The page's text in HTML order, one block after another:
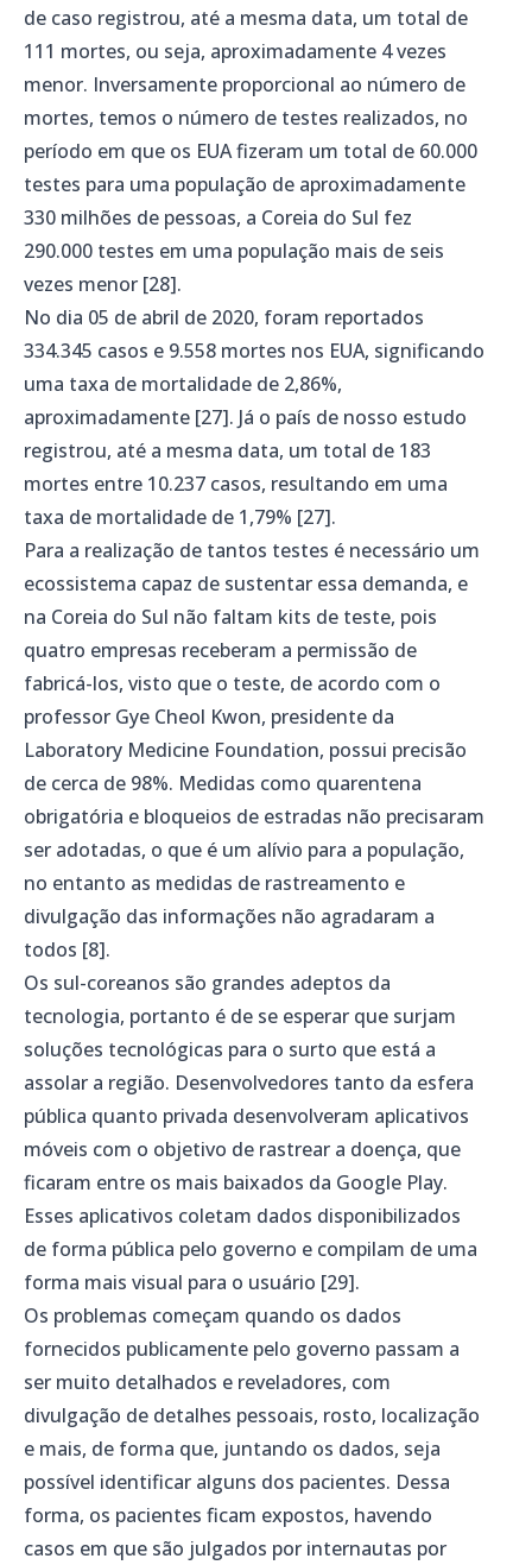
de caso registrou, até a mesma data, um total de
111 mortes, ou seja, aproximadamente 4 vezes
menor. Inversamente proporcional ao número de
mortes, temos o número de testes realizados, no
período em que os EUA fizeram um total de 60.000
testes para uma população de aproximadamente
330 milhões de pessoas, a Coreia do Sul fez
290.000 testes em uma população mais de seis
vezes menor [28].
No dia 05 de abril de 2020, foram reportados
334.345 casos e 9.558 mortes nos EUA, significando
uma taxa de mortalidade de 2,86%,
aproximadamente [27]. Já o país de nosso estudo
registrou, até a mesma data, um total de 183
mortes entre 10.237 casos, resultando em uma
taxa de mortalidade de 1,79% [27].
Para a realização de tantos testes é necessário um
ecossistema capaz de sustentar essa demanda, e
na Coreia do Sul não faltam kits de teste, pois
quatro empresas receberam a permissão de
fabricá-los, visto que o teste, de acordo com o
professor Gye Cheol Kwon, presidente da
Laboratory Medicine Foundation, possui precisão
de cerca de 98%. Medidas como quarentena
obrigatória e bloqueios de estradas não precisaram
ser adotadas, o que é um alívio para a população,
no entanto as medidas de rastreamento e
divulgação das informações não agradaram a
todos [8].
Os sul-coreanos são grandes adeptos da
tecnologia, portanto é de se esperar que surjam
soluções tecnológicas para o surto que está a
assolar a região. Desenvolvedores tanto da esfera
pública quanto privada desenvolveram aplicativos
móveis com o objetivo de rastrear a doença, que
ficaram entre os mais baixados da Google Play.
Esses aplicativos coletam dados disponibilizados
de forma pública pelo governo e compilam de uma
forma mais visual para o usuário [29].
Os problemas começam quando os dados
fornecidos publicamente pelo governo passam a
ser muito detalhados e reveladores, com
divulgação de detalhes pessoais, rosto, localização
e mais, de forma que, juntando os dados, seja
possível identificar alguns dos pacientes. Dessa
forma, os pacientes ficam expostos, havendo
casos em que são julgados por internautas por